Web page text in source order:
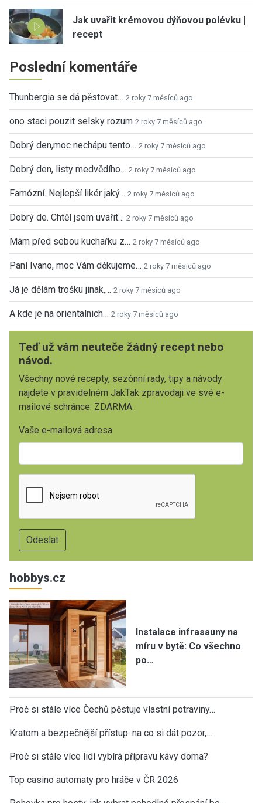
Jak uvařit krémovou dýňovou polévku |
recept
Poslední komentáře
Thunbergia se dá pěstovat… 2 roky 7 měsíců ago
ono staci pouzit selsky rozum 2 roky 7 měsíců ago
Dobrý den,moc nechápu tento… 2 roky 7 měsíců ago
Dobrý den, listy medvědího… 2 roky 7 měsíců ago
Famózní. Nejlepší likér jaký… 2 roky 7 měsíců ago
Dobrý de. Chtěl jsem uvařit… 2 roky 7 měsíců ago
Mám před sebou kuchařku z… 2 roky 7 měsíců ago
Paní Ivano, moc Vám děkujeme… 2 roky 7 měsíců ago
Já je dělám trošku jinak,… 2 roky 7 měsíců ago
A kde je na orientalnich… 2 roky 7 měsíců ago
Teď už vám neuteče žádný recept nebo
návod.
Všechny nové recepty, sezónní rady, tipy a návody
najdete v pravidelném JakTak zpravodaji ve své e-
mailové schránce. ZDARMA.
Vaše e-mailová adresa
hobbys.cz
Instalace infrasauny na
míru v bytě: Co všechno
po…
Proč si stále více Čechů pěstuje vlastní potraviny…
Kratom a bezpečnější přístup: na co si dát pozor,…
Proč si stále více lidí vybírá přípravu kávy doma?
Top casino automaty pro hráče v ČR 2026